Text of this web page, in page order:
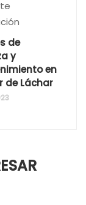
de
y
en
de Láchar